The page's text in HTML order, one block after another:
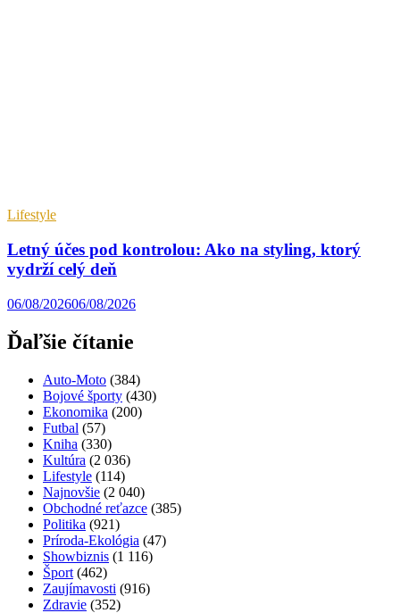
Lifestyle
Letný účes pod kontrolou: Ako na styling, ktorý
vydrží celý deň
06/08/202606/08/2026
Ďaľšie čítanie
Auto-Moto (384)
Bojové športy (430)
Ekonomika (200)
Futbal (57)
Kniha (330)
Kultúra (2 036)
Lifestyle (114)
Najnovšie (2 040)
Obchodné reťazce (385)
Politika (921)
Príroda-Ekológia (47)
Showbiznis (1 116)
Šport (462)
Zaujímavosti (916)
Zdravie (352)